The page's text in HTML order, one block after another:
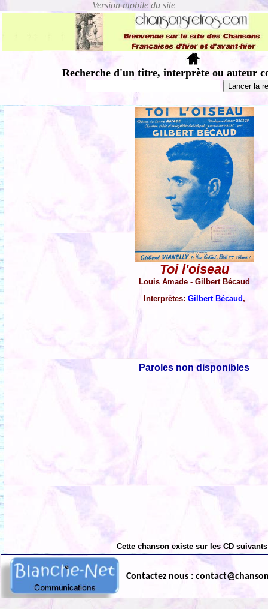
Recherche d'un titre, interprète ou auteur
Toi l'oiseau
Louis Amade - Gilbert Bécaud
Interprètes: Gilbert Bécaud,
Paroles non disponibles
Cette chanson existe sur les CD
Contactez nous :